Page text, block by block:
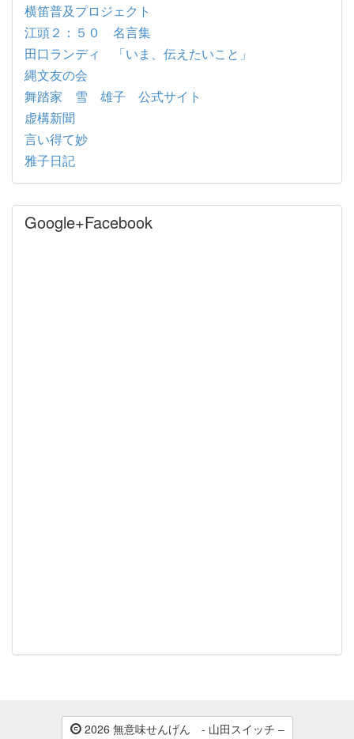
横笛普及プロジェクト
江頭２：５０ 名言集
田口ランディ 「いま、伝えたいこと」
縄文友の会
舞踏家 雪 雄子 公式サイト
虚構新聞
言い得て妙
雅子日記
Google+Facebook
2026 無意味せんげん - 山田スイッチ –